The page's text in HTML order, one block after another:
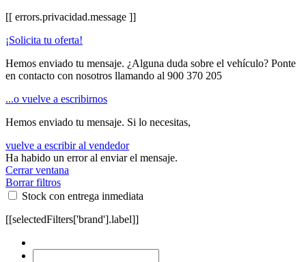
[[ errors.privacidad.message ]]
¡Solicita tu oferta!
Hemos enviado tu mensaje. ¿Alguna duda sobre el vehículo? Ponte
en contacto con nosotros llamando al 900 370 205
...o vuelve a escribirnos
Hemos enviado tu mensaje. Si lo necesitas,
vuelve a escribir al vendedor
Ha habido un error al enviar el mensaje.
Cerrar ventana
Borrar filtros
Stock con entrega inmediata
[[selectedFilters['brand'].label]]